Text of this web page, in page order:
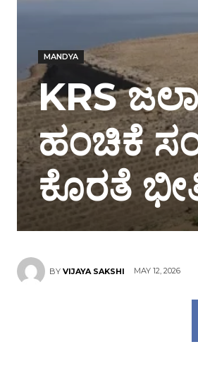
MANDYA
KRS
ಹಂಚಿಕೆ
ಕೊರತೆ
BY VIJAYA SAKSHI MAY 12, 2026